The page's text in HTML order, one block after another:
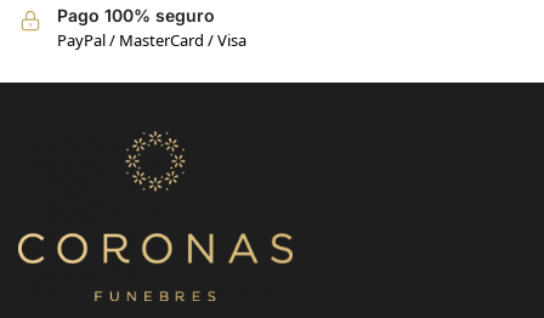
Pago 100% seguro
PayPal / MasterCard / Visa